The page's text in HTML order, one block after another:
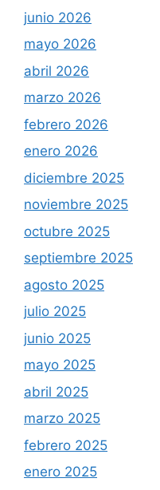
junio 2026
mayo 2026
abril 2026
marzo 2026
febrero 2026
enero 2026
diciembre 2025
noviembre 2025
octubre 2025
septiembre 2025
agosto 2025
julio 2025
junio 2025
mayo 2025
abril 2025
marzo 2025
febrero 2025
enero 2025